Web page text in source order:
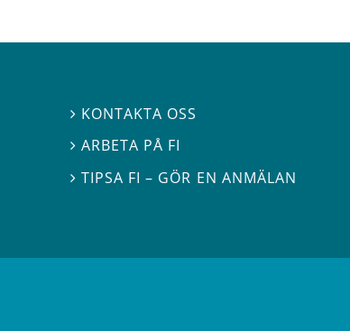
 KONTAKTA OSS
ARBETA PÅ FI
TIPSA FI – GÖR EN ANMÄLAN